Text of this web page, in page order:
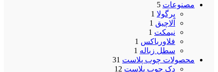
مصنوعات 5
پرگولا 1
آلاچیق 1
نیمکت 1
فلاورباکس 1
سطل زباله 1
محصولات چوب پلاست 31
دک چوب پلاست 12